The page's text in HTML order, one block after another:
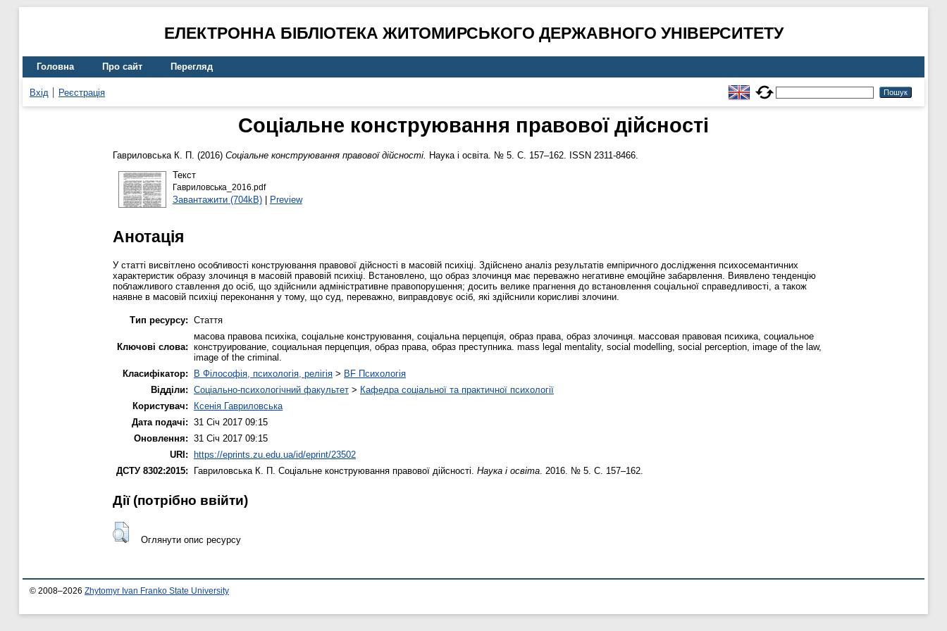
ЕЛЕКТРОННА БІБЛІОТЕКА ЖИТОМИРСЬКОГО ДЕРЖАВНОГО УНІВЕРСИТЕТУ
Головна Про сайт Перегляд
Вхід Реєстрація
Соціальне конструювання правової дійсності
Гавриловська К. П. (2016) Соціальне конструювання правової дійсності. Наука і освіта. № 5. С. 157–162. ISSN 2311-8466.
Текст
Гавриловська_2016.pdf
Завантажити (704kB)| Preview
Анотація
У статті висвітлено особливості конструювання правової дійсності в масовій психіці. Здійснено аналіз результатів емпіричного дослідження психосемантичних
характеристик образу злочинця в масовій правовій психіці. Встановлено, що образ злочинця має переважно негативне емоційне забарвлення. Виявлено тенденцію
поблажливого ставлення до осіб, що здійснили адміністративне правопорушення; досить велике прагнення до встановлення соціальної справедливості, а також
наявне в масовій психіці переконання у тому, що суд, переважно, виправдовує осіб, які здійснили корисливі злочини.
Тип ресурсу: Стаття
Ключові слова:
масова правова психіка, соціальне конструювання, соціальна перцепція, образ права, образ злочинця. массовая правовая психика, социальное
конструирование, социальная перцепция, образ права, образ преступника. mass legal mentality, social modelling, social perception, image of the law,
image of the criminal.
Класифікатор:
B Філософія, психологія, релігія > BF Психологія
Відділи: Соціально-психологічний факультет > Кафедра соціальної та практичної психології
Користувач:
Ксенія Гавриловська
Дата подачі: 31 Січ 2017 09:15
Оновлення: 31 Січ 2017 09:15
URI: https://eprints.zu.edu.ua/id/eprint/23502
ДСТУ 8302:2015:
Гавриловська К. П. Соціальне конструювання правової дійсності. Наука і освіта . 2016. № 5. С. 157–162.
Дії ​​(потрібно ввійти)
Оглянути опис ресурсу
© 2008–2026 Zhytomyr Ivan Franko State University